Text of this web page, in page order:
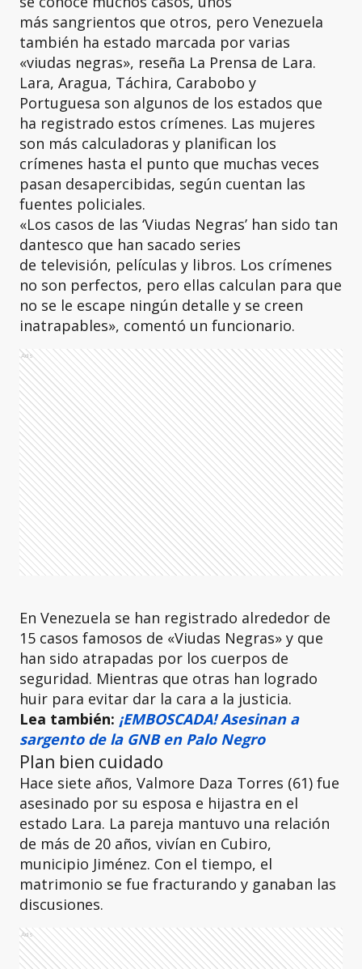
más sangrientos que otros, pero Venezuela
también ha estado marcada por varias
«viudas negras», reseña La Prensa de Lara.
Lara, Aragua, Táchira, Carabobo y
Portuguesa son algunos de los estados que
ha registrado estos crímenes. Las mujeres
son más calculadoras y planifican los
crímenes hasta el punto que muchas veces
pasan desapercibidas, según cuentan las
fuentes policiales.
«Los casos de las ‘Viudas Negras’ han sido tan
dantesco que han sacado series
de televisión, películas y libros. Los crímenes
no son perfectos, pero ellas calculan para que
no se le escape ningún detalle y se creen
inatrapables», comentó un funcionario.
Ads
En Venezuela se han registrado alrededor de
15 casos famosos de «Viudas Negras» y que
han sido atrapadas por los cuerpos de
seguridad. Mientras que otras han logrado
huir para evitar dar la cara a la justicia.
Lea también: ¡EMBOSCADA! Asesinan a
sargento de la GNB en Palo Negro
Plan bien cuidado
Hace siete años, Valmore Daza Torres (61) fue
asesinado por su esposa e hijastra en el
estado Lara. La pareja mantuvo una relación
de más de 20 años, vivían en Cubiro,
municipio Jiménez. Con el tiempo, el
matrimonio se fue fracturando y ganaban las
discusiones.
Ads